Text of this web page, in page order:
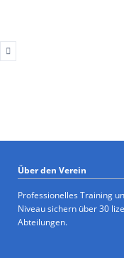
Über den Verein
Professionelles Training
Niveau sichern über 30
Abteilungen.